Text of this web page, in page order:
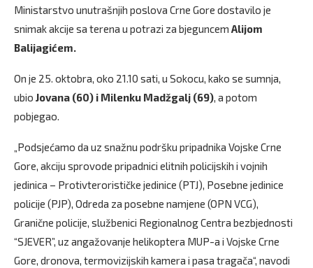
Ministarstvo unutrašnjih poslova Crne Gore dostavilo je
snimak akcije sa terena u potrazi za bjeguncem Alijom
Balijagićem.
On je 25. oktobra, oko 21.10 sati, u Sokocu, kako se sumnja,
ubio Jovana (60) i Milenku Madžgalj (69), a potom
pobjegao.
„Podsjećamo da uz snažnu podršku pripadnika Vojske Crne
Gore, akciju sprovode pripadnici elitnih policijskih i vojnih
jedinica – Protivterorističke jedinice (PTJ), Posebne jedinice
policije (PJP), Odreda za posebne namjene (OPN VCG),
Granične policije, službenici Regionalnog Centra bezbjednosti
“SJEVER”, uz angažovanje helikoptera MUP-a i Vojske Crne
Gore, dronova, termovizijskih kamera i pasa tragača“, navodi